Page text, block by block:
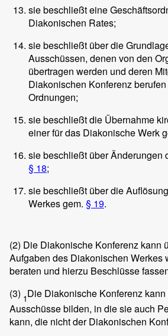
sie beschließt eine
Diakonischen Rates;
sie beschließt über die
Ausschüssen, denen von den
übertragen werden und deren
Diakonischen Konferenz
Ordnungen;
sie beschließt die Übernahme
einer für das Diakonische Werk
sie beschließt über Änderungen
§ 18;
sie beschließt über die
Werkes gem. § 19.
(2) Die Diakonische Konferenz kann
Aufgaben des Diakonischen Werkes
beraten und hierzu Beschlüsse
(3) 1Die Diakonische Konferenz
Ausschüsse bilden, in die sie auch
kann, die nicht der Diakonischen